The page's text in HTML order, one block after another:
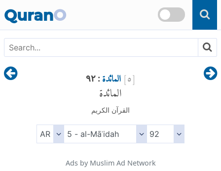
Skip to main content
QuranO
[٥]المائدة : ٩٢المائدة
القرآن الكريم
Ads by Muslim Ad Network